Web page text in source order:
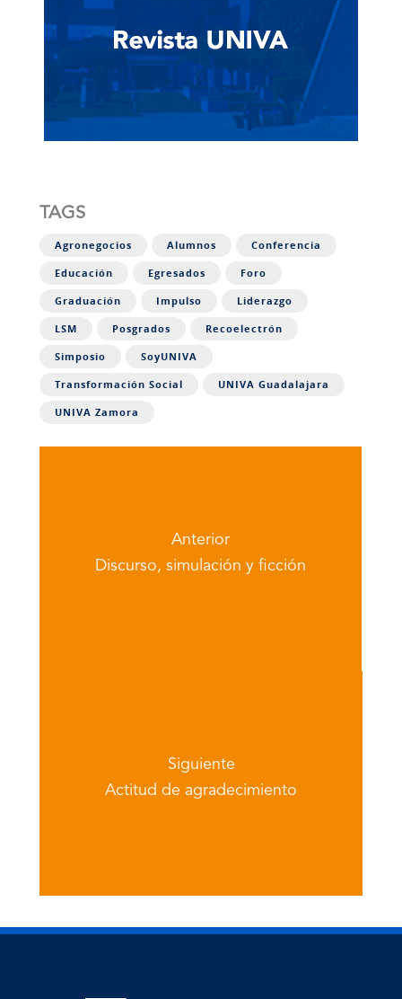
TAGS
Agronegocios Alumnos Conferencia
Educación Egresados Foro
Graduación Impulso Liderazgo
LSM Posgrados Recoelectrón
Simposio SoyUNIVA
Transformación Social UNIVA Guadalajara
UNIVA Zamora
Anterior
Discurso, simulación y ficción
Siguiente
Actitud de agradecimiento